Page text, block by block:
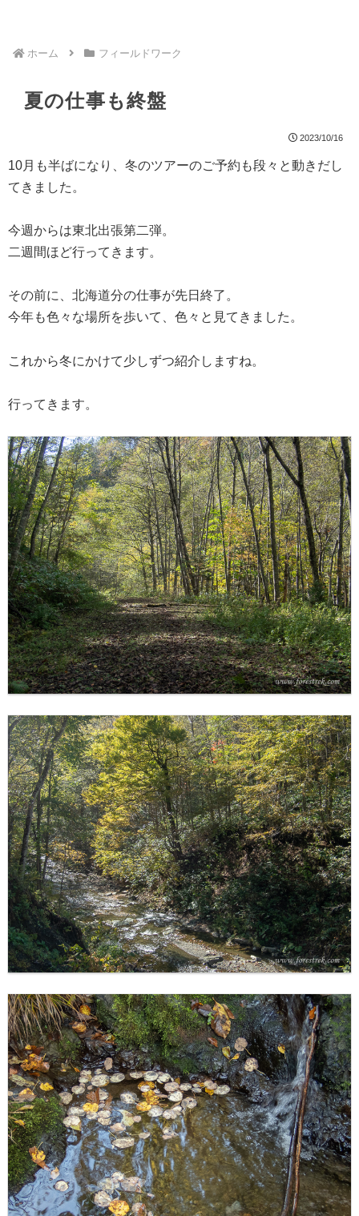
ホーム フィールドワーク
夏の仕事も終盤
2023/10/16
10月も半ばになり、冬のツアーのご予約も段々と動きだし
てきました。
今週からは東北出張第二弾。
二週間ほど行ってきます。
その前に、北海道分の仕事が先日終了。
今年も色々な場所を歩いて、色々と見てきました。
これから冬にかけて少しずつ紹介しますね。
行ってきます。